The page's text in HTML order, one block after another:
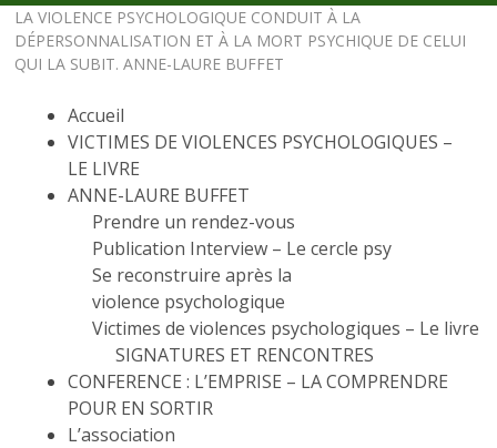
LA VIOLENCE PSYCHOLOGIQUE CONDUIT À LA
DÉPERSONNALISATION ET À LA MORT PSYCHIQUE DE CELUI
QUI LA SUBIT. ANNE-LAURE BUFFET
Accueil
VICTIMES DE VIOLENCES PSYCHOLOGIQUES –
LE LIVRE
ANNE-LAURE BUFFET
Prendre un rendez-vous
Publication Interview – Le cercle psy
Se reconstruire après la
violence psychologique
Victimes de violences psychologiques – Le livre
SIGNATURES ET RENCONTRES
CONFERENCE : L’EMPRISE – LA COMPRENDRE
POUR EN SORTIR
L’association